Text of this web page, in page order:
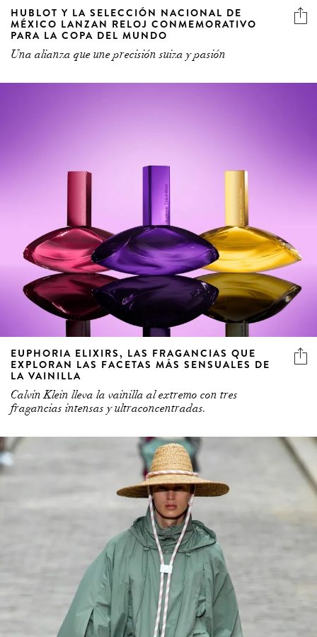
HUBLOT Y LA SELECCIÓN NACIONAL DE
MÉXICO LANZAN RELOJ CONMEMORATIVO
PARA LA COPA DEL MUNDO
Una alianza que une precisión suiza y pasión
EUPHORIA ELIXIRS, LAS FRAGANCIAS QUE
EXPLORAN LAS FACETAS MÁS SENSUALES DE
LA VAINILLA
Calvin Klein lleva la vainilla al extremo con tres
fragancias intensas y ultraconcentradas.